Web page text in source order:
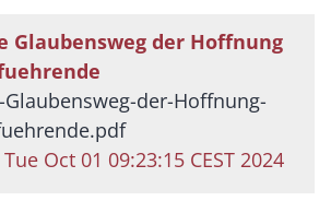
Glaubensweg der Hoffnung
Glaubensweg-der-Hoffnung-
Tue Oct 01 09:23:15 CEST 2024